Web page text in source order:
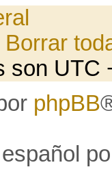
Borrar
son UTC
phpBB